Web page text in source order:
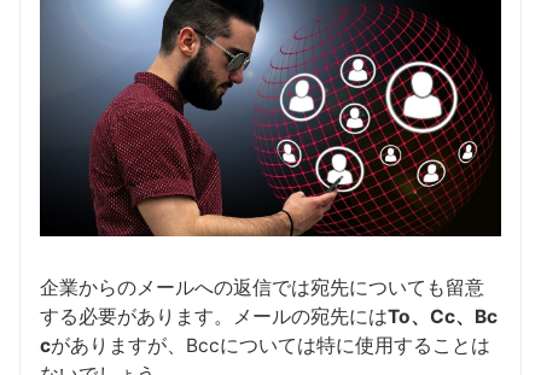
企業からのメールへの返信では宛先についても留意
する必要があります。メールの宛先にはTo、Cc、Bc
cがありますが、Bccについては特に使用することは